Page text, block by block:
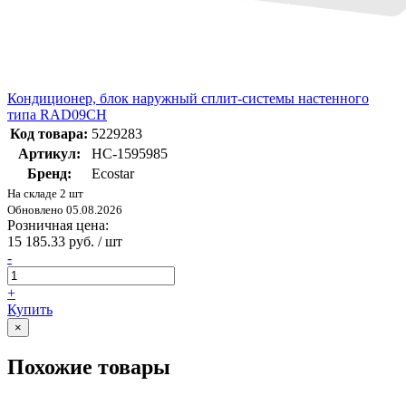
Кондиционер, блок наружный сплит-системы настенного
типа RAD09CH
Код товара: 5229283
Артикул:
НС-1595985
Бренд:
Ecostar
На складе 2 шт
Обновлено 05.08.2026
Розничная цена:
15 185.33 руб. / шт
-
+
Купить
×
Похожие товары